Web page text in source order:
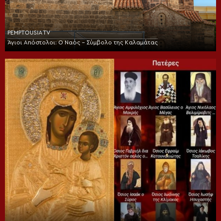
PEMPTOUSIA TV
Άγιοι Απόστολοι: Ο Ναός – Σύμβολο της Καλαμάτας